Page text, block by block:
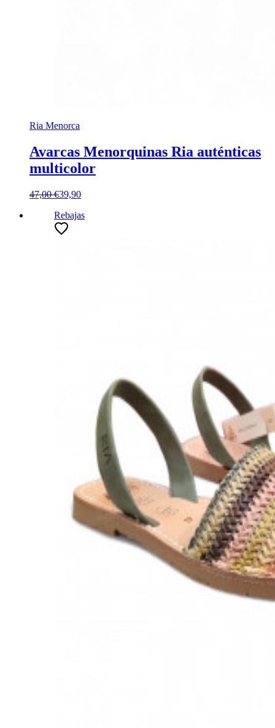
Ria Menorca
Avarcas Menorquinas Ria auténticas
multicolor
47,00 €39,90
Rebajas